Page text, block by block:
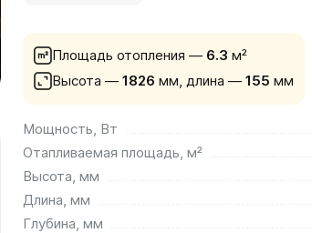
Площадь отопления — 6.3 м²
Высота —1826 мм,длина —155 мм
Мощность, Вт
Отапливаемая площадь, м²
Высота, мм
Длина, мм
Глубина, мм